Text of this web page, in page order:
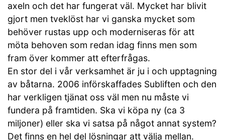
axeln och det har fungerat väl. Mycket har blivit
gjort men tveklöst har vi ganska mycket som
behöver rustas upp och moderniseras för att
möta behoven som redan idag finns men som
fram över kommer att efterfrågas.
En stor del i vår verksamhet är ju i och upptagning
av båtarna. 2006 införskaffades Subliften och den
har verkligen tjänat oss väl men nu måste vi
fundera på framtiden. Ska vi köpa ny (ca 3
miljoner) eller ska vi satsa på något annat system?
Det finns en hel del lösningar att välja mellan.